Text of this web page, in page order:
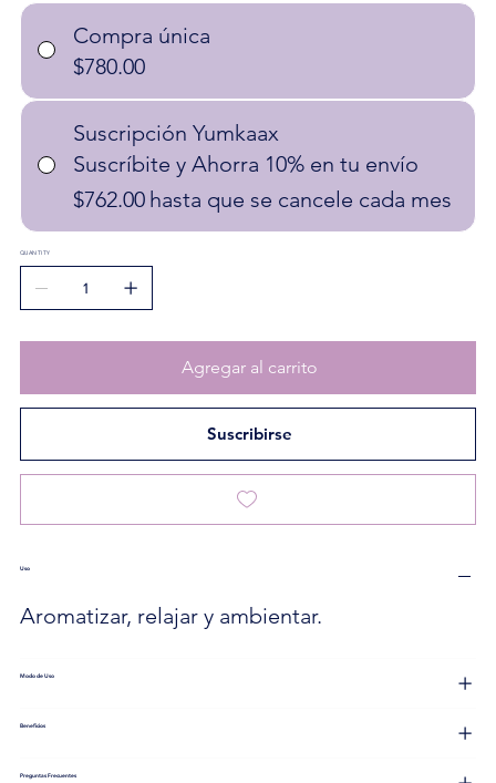
Compra única
$780.00
Suscripción Yumkaax
Suscríbite y Ahorra 10% en tu envío
$762.00 hasta que se cancele cada mes
QUANTITY
Agregar al carrito
Suscribirse
Uso
Aromatizar, relajar y ambientar.
Modo de Uso
Beneficios
Preguntas Frecuentes